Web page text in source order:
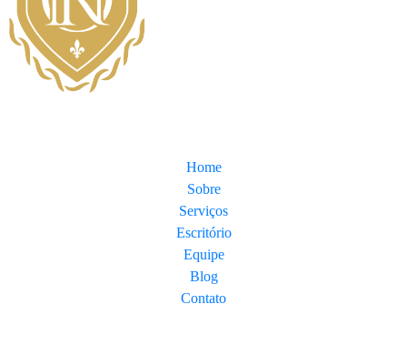
Home
Sobre
Serviços
Escritório
Equipe
Blog
Contato